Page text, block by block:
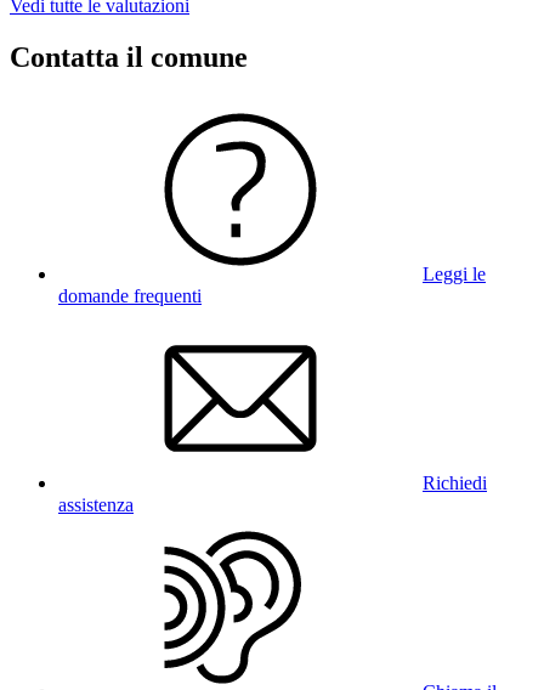
Vedi tutte le valutazioni
Contatta il comune
Leggi le
domande frequenti
Richiedi
assistenza